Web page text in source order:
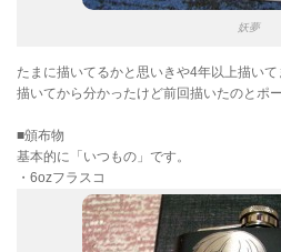
妖夢
たまに描いてるかと思いきや4年以上描い
描いてから分かったけど前回描いたのとポ
■頒布物
基本的に「いつもの」です。
・6ozフラスコ